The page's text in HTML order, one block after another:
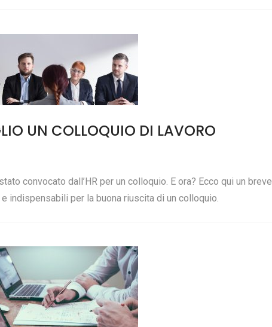
UN COLLOQUIO DI LAVORO
convocato dall’HR per un colloquio. E ora? Ecco qui un breve
indispensabili per la buona riuscita di un colloquio.